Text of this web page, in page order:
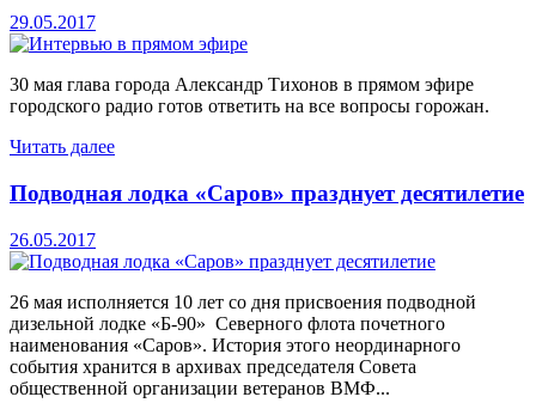
29.05.2017
30 мая глава города Александр Тихонов в прямом эфире
городского радио готов ответить на все вопросы горожан.
Читать далее
Подводная лодка «Саров» празднует десятилетие
26.05.2017
26 мая исполняется 10 лет со дня присвоения подводной
дизельной лодке «Б-90» Северного флота почетного
наименования «Саров». История этого неординарного
события хранится в архивах председателя Совета
общественной организации ветеранов ВМФ...